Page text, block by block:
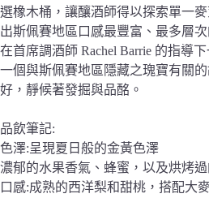
選橡木桶，讓釀酒師得以探索單一
出斯佩賽地區口感最豐富、最多層
在首席調酒師 Rachel Barrie 的指導
一個與斯佩賽地區隱藏之瑰寶有關
好，靜候著發掘與品酩。
品飲筆記:
色澤:呈現夏日般的金黃色澤
濃郁的水果香氣、蜂蜜，以及烘烤過
口感:成熟的西洋梨和甜桃，搭配大